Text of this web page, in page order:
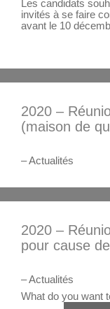
Les candidats
invités à se faire
avant le 10
2020 –
(maison de
– Actualités
2020 –
pour cause
– Actualités
What do you want